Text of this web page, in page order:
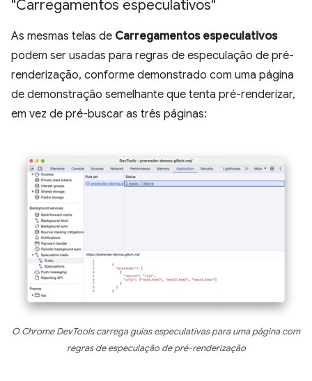
"Carregamentos especulativos"
As mesmas telas de Carregamentos especulativos
podem ser usadas para regras de especulação de pré-
renderização, conforme demonstrado com uma página
de demonstração semelhante que tenta pré-renderizar,
em vez de pré-buscar as três páginas:
O Chrome DevTools carrega guias especulativas para uma página com
regras de especulação de pré-renderização